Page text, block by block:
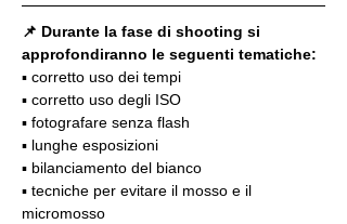
📌 Durante la fase di shooting si
approfondiranno le seguenti tematiche:
▪️ corretto uso dei tempi
▪️ corretto uso degli ISO
▪️ fotografare senza flash
▪️ lunghe esposizioni
▪️ bilanciamento del bianco
▪️ tecniche per evitare il mosso e il
micromosso